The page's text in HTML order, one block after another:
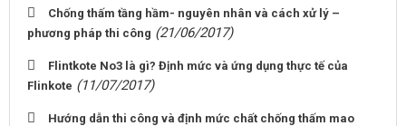
Chống thấm tầng hầm- nguyên nhân và cách xử lý –
phương pháp thi công (21/06/2017)
Flintkote No3 là gì? Định mức và ứng dụng thực tế của
Flinkote (11/07/2017)
Hướng dẫn thi công và định mức chất chống thấm mao